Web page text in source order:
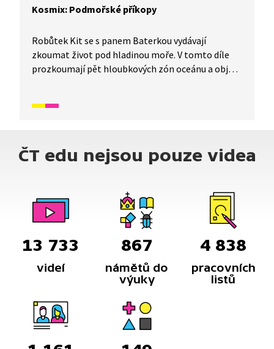
Kosmix: Podmořské příkopy
Robůtek Kit se s panem Baterkou vydávají
zkoumat život pod hladinou moře. V tomto díle
prozkoumají pět hloubkových zón oceánu a objeví
k ponoru do velkých hloubek. A co se při něm
ČT edu nejsou pouze videa
13 733
videí
867
námětů do
výuky
4 838
pracovních
listů